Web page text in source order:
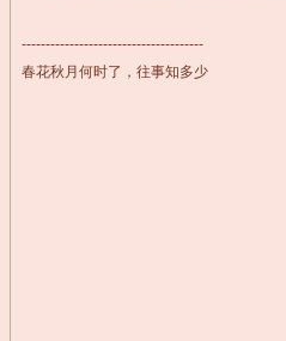
--------------------------------------
春花秋月何时了，往事知多少